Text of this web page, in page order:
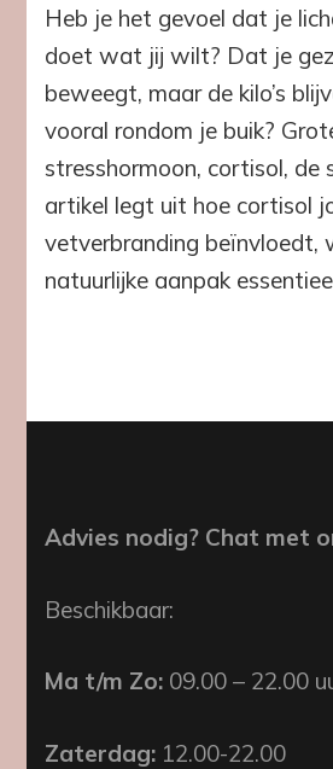
Heb je het gevoel dat je
doet wat jij wilt? Dat je
beweegt, maar de kilo’s
vooral rondom je buik?
stresshormoon, cortisol, de
artikel legt uit hoe cortisol
vetverbranding beïnvloedt,
natuurlijke aanpak
Advies nodig? Chat met
Beschikbaar:
Ma t/m Zo: 09.00 – 22.00
Zaterdag: 12.00-22.00